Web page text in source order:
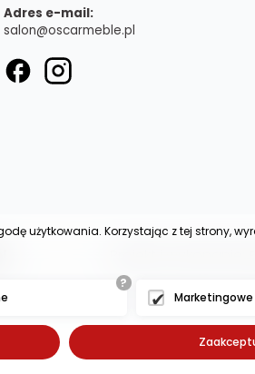
Adres e-mail:
salon@oscarmeble.pl
użytkowania. Korzystając z tej strony,
?
Marketingowe